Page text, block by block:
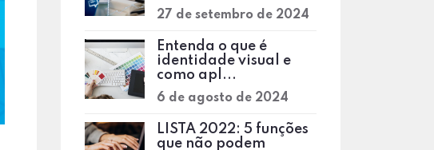
27 de setembro de 2024
Entenda o que é
identidade visual e
como apl...
6 de agosto de 2024
LISTA 2022: 5 funções
que não podem